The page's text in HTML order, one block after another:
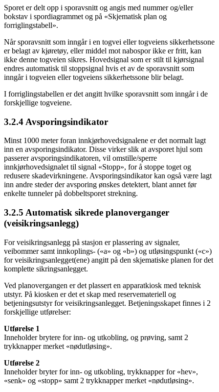
Sporet er delt opp i sporavsnitt og angis med nummer og/eller
bokstav i spordiagrammet og på «Skjematisk plan og
forriglingstabell».
Når sporavsnitt som inngår i en togvei eller togveiens sikkerhetssone
er belagt av kjøretøy, eller middel mot nabospor ikke er fritt, kan
ikke denne togveien sikres. Hovedsignal som er stilt til kjørsignal
endres automatisk til stoppsignal hvis et av de sporavsnitt som
inngår i togveien eller togveiens sikkerhetssone blir belagt.
I forriglingstabellen er det angitt hvilke sporavsnitt som inngår i de
forskjellige togveiene.
3.2.4 Avsporingsindikator
Minst 1000 meter foran innkjørhovedsignalene er det normalt lagt
inn en avsporingsindikator. Disse virker slik at avsporet hjul som
passerer avsporingsindikatoren, vil omstille/sperre
innkjørhovedsignalet til signal «Stopp», for å stoppe toget og
redusere skadevirkningene. Avsporingsindikator kan også være lagt
inn andre steder der avsporing ønskes detektert, blant annet før
enkelte tunneler på dobbeltsporet strekning.
3.2.5 Automatisk sikrede planoverganger
(veisikringsanlegg)
For veisikringsanlegg på stasjon er plassering av signaler,
veibommer samt innkoplings- («a» og «b») og utløsingspunkt («c»)
for veisikringsanlegget(ene) angitt på den skjematiske planen for det
komplette sikringsanlegget.
Ved planovergangen er det plassert en apparatkiosk med teknisk
utstyr. På kiosken er det et skap med reservemateriell og
betjeningsutstyr for veisikringsanlegget. Betjeningsskapet finnes i 2
forskjellige utførelser:
Utførelse 1
Inneholder brytere for inn- og utkobling, og prøving, samt 2
trykknapper merket «nødutløsing».
Utførelse 2
Inneholder bryter for inn- og utkobling, trykknapper for «hev»,
«senk» og «stopp» samt 2 trykknapper merket «nødutløsing».